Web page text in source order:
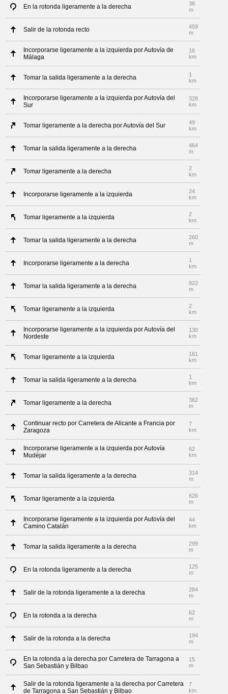
En la rotonda ligeramente a la derecha
38
m
Salir de la rotonda recto
459
m
Incorporarse ligeramente a la izquierda por Autovía de
Málaga
16
km
Tomar la salida ligeramente a la derecha
1
km
Incorporarse ligeramente a la izquierda por Autovía del
Sur
328
km
Tomar ligeramente a la derecha por Autovía del Sur
49
km
Tomar la salida ligeramente a la derecha
464
m
Tomar ligeramente a la derecha
2
km
Incorporarse ligeramente a la izquierda
24
km
Tomar ligeramente a la izquierda
2
km
Tomar la salida ligeramente a la derecha
260
m
Incorporarse ligeramente a la derecha
1
km
Tomar la salida ligeramente a la derecha
922
m
Tomar ligeramente a la izquierda
2
km
Incorporarse ligeramente a la izquierda por Autovía del
Nordeste
130
km
Tomar ligeramente a la izquierda
161
km
Tomar la salida ligeramente a la derecha
1
km
Tomar ligeramente a la derecha
362
m
Continuar recto por Carretera de Alicante a Francia por
Zaragoza
7
km
Incorporarse ligeramente a la izquierda por Autovía
Mudéjar
62
km
Tomar la salida ligeramente a la derecha
314
m
Tomar ligeramente a la izquierda
626
m
Incorporarse ligeramente a la izquierda por Autovía del
Camino Catalán
44
km
Tomar la salida ligeramente a la derecha
299
m
En la rotonda ligeramente a la derecha
125
m
Salir de la rotonda ligeramente a la derecha
284
m
En la rotonda a la derecha
62
m
Salir de la rotonda a la derecha
194
m
En la rotonda a la derecha por Carretera de Tarragona a
San Sebastián y Bilbao
15
m
Salir de la rotonda ligeramente a la derecha por Carretera
de Tarragona a San Sebastián y Bilbao
7
km